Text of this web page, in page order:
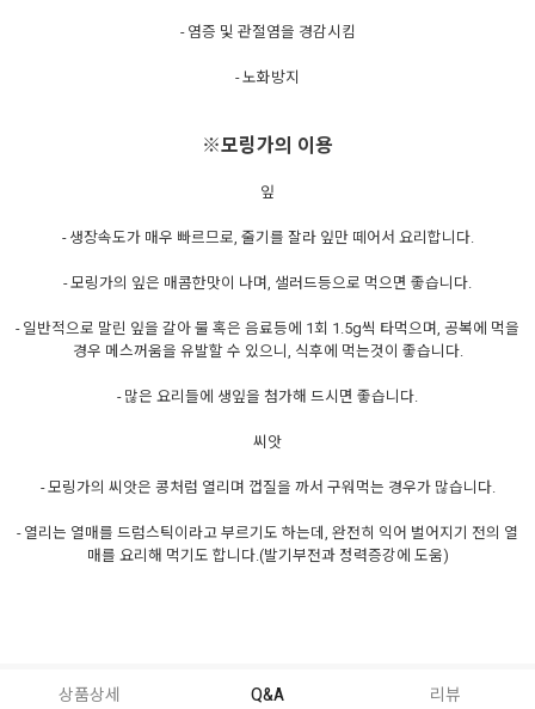
- 염증 및 관절염을 경감시킴
- 노화방지
※모링가의 이용
잎
- 생장속도가 매우 빠르므로, 줄기를 잘라 잎만 떼어서 요리합니다.
- 모링가의 잎은 매콤한맛이 나며, 샐러드등으로 먹으면 좋습니다.
- 일반적으로 말린 잎을 갈아 물 혹은 음료등에 1회 1.5g씩 타먹으며, 공복에 먹을
경우 메스꺼움을 유발할 수 있으니, 식후에 먹는것이 좋습니다.
- 많은 요리들에 생잎을 첨가해 드시면 좋습니다.
씨앗
- 모링가의 씨앗은 콩처럼 열리며 껍질을 까서 구워먹는 경우가 많습니다.
- 열리는 열매를 드럼스틱이라고 부르기도 하는데, 완전히 익어 벌어지기 전의 열
매를 요리해 먹기도 합니다.(발기부전과 정력증강에 도움)
상품상세 Q&A 리뷰